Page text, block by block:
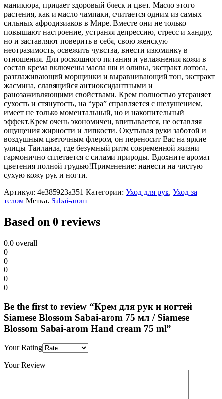
маникюра, придает здоровый блеск и цвет. Масло этого
растения, как и масло чампаки, считается одним из самых
сильных афродизиаков в Мире. Вместе они не только
повышают настроение, устраняя депрессию, стресс и хандру,
но и заставляют поверить в себя, свою женскую
неотразимость, освежить чувства, внести изюминку в
отношения. Для роскошного питания и увлажнения кожи в
состав крема включены масла ши и оливы, экстракт лотоса,
разглаживающий морщинки и выравнивающий тон, экстракт
жасмина, славящийся антиоксидантными и
ранозаживляющими свойствами. Крем полностью утсраняет
сухость и стянутость, на “ура” справляется с шелушением,
имеет не только моментальный, но и накопительный
эффект.Крем очень экономичен, впитывается, не оставляя
ощущения жирности и липкости. Окутывая руки заботой и
воздушным цветочным флером, он переносит Вас на яркие
улицы Таиланда, где безумный ритм современной жизни
гармонично сплетается с силами природы. Вдохните аромат
цветения полной грудью!Применение: нанести на чистую
сухую кожу рук и ногти.
Артикул: 4e385923a351 Категории: Уход для рук, Уход за
телом Метка: Sabai-arom
Based on 0 reviews
0.0 overall
0
0
0
0
0
Be the first to review “Крем для рук и ногтей
Siamese Blossom Sabai-arom 75 мл / Siamese
Blossom Sabai-arom Hand cream 75 ml”
Your Rating
Your Review